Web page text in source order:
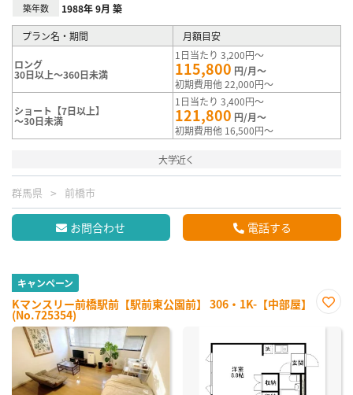
築年数 1988年 9月 築
プラン名・期間 月額目安
ロング
30日以上～360日未満
1日当たり 3,200円～
115,800 円/月～
初期費用他 22,000円～
ショート【7日以上】
～30日未満
1日当たり 3,400円～
121,800 円/月～
初期費用他 16,500円～
大学近く
群馬県 前橋市
お問合わせ 電話する
キャンペーン
Kマンスリー前橋駅前【駅前東公園前】 306・1K-【中部屋】
(No.725354)
に入